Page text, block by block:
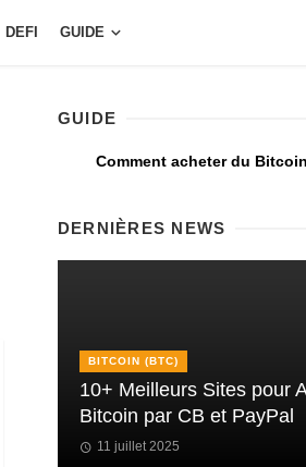
DEFI GUIDE
GUIDE
Comment acheter du Bitcoin
DERNIÈRES NEWS
BITCOIN (BTC)
10+ Meilleurs Sites pour
Bitcoin par CB et PayPal
11 juillet 2025